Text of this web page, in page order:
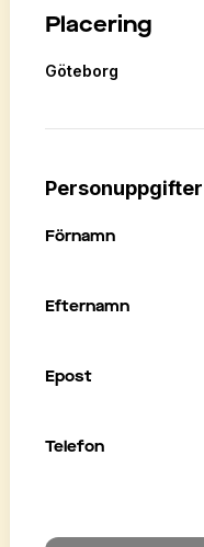
Placering
Göteborg
Personuppgifter
Förnamn
Efternamn
Epost
Telefon